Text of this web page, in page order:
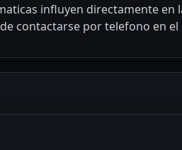
influyen directamente en
contactarse por telefono en el